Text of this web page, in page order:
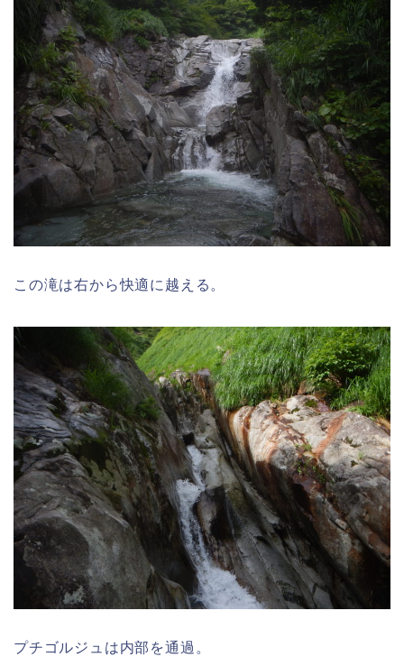
この滝は右から快適に越える。
プチゴルジュは内部を通過。